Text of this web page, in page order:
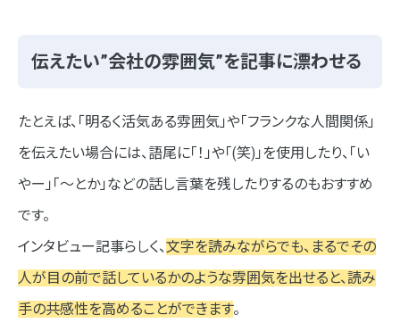
伝えたい”会社の雰囲気”を記事に漂わせる
たとえば、「明るく活気ある雰囲気」や「フランクな人間関係」
を伝えたい場合には、語尾に「！」や「(笑)」を使用したり、「い
やー」「～とか」などの話し言葉を残したりするのもおすすめ
です。
インタビュー記事らしく、文字を読みながらでも、まるでその
人が目の前で話しているかのような雰囲気を出せると、読み
手の共感性を高めることができます。